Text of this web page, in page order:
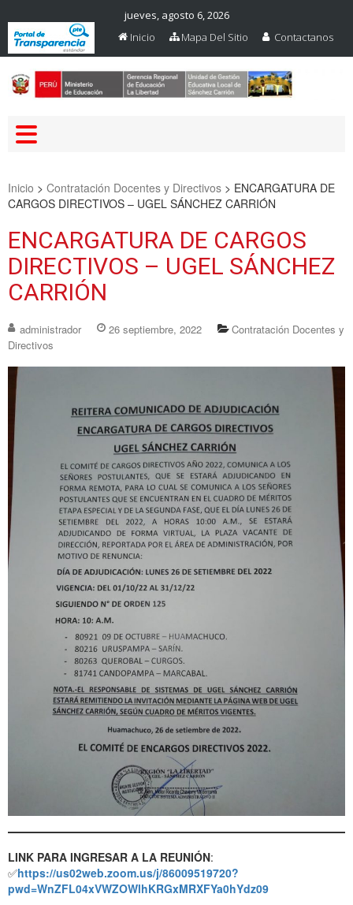
jueves, agosto 6, 2026
Inicio
Mapa Del Sitio Contactanos
Inicio > Contratación Docentes y Directivos > ENCARGATURA DE
CARGOS DIRECTIVOS – UGEL SÁNCHEZ CARRIÓN
ENCARGATURA DE CARGOS
DIRECTIVOS – UGEL SÁNCHEZ
CARRIÓN
administrador 26 septiembre, 2022
Contratación Docentes y
Directivos
LINK PARA INGRESAR A LA REUNIÓN:
✅https://us02web.zoom.us/j/86009519720?
pwd=WnZFL04xVWZOWlhKRGxMRXFYa0hYdz09